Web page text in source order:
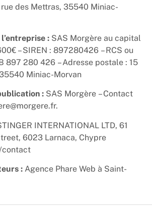
rue des Mettras, 35540 Miniac-
: SAS Morgère au capital
– SIREN : 897280426 – RCS ou
897 280 426 – Adresse postale : 15
Miniac-Morvan
: SAS Morgère – Contact
.
INTERNATIONAL LTD, 61
6023 Larnaca, Chypre
contact
: Agence Phare Web à Saint-